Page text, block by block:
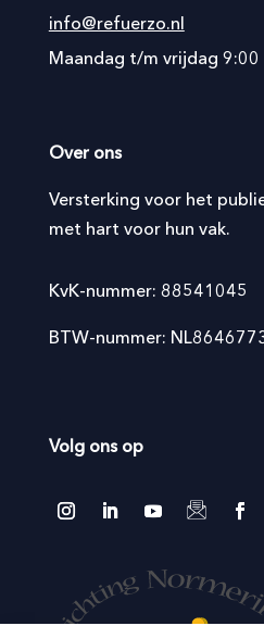
info@refuerzo.nl
Maandag t/m vrijdag 9:00
Over ons
Versterking voor het
met hart voor hun vak.
KvK-nummer: 88541045
BTW-nummer:
Volg ons op